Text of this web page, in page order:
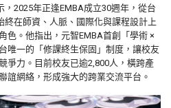
2025年正逢EMBA成立30週年，從台
終在師資、人脈、國際化與課程設計上
色。他指出，元智EMBA首創「學術 ×
唯一的「修課終生保固」制度，讓校友
爭力。目前校友已逾2,800人，橫跨產
誼網絡，形成強大的跨業交流平台。